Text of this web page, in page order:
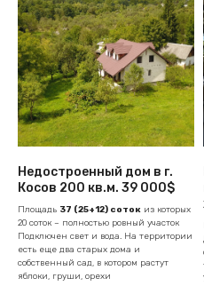
Недостроенный дом в г.
Косов 200 кв.м. 39 000$
Площадь 37 (25+12) соток из которых
20 соток – полностью ровный участок
Подключен свет и вода. На территории
есть еще два старых дома и
собственный сад, в котором растут
яблоки, груши, орехи